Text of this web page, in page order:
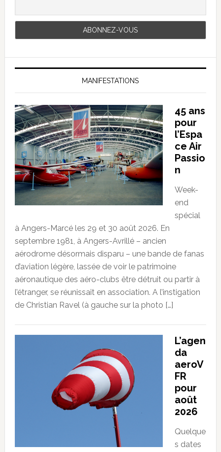
MANIFESTATIONS
45 ans
pour
l’Espa
ce Air
Passio
n
Week-
end
spécial
à Angers-Marcé les 29 et 30 août 2026. En
septembre 1981, à Angers-Avrillé – ancien
aérodrome désormais disparu – une bande de fanas
d’aviation légère, lassée de voir le patrimoine
aéronautique des aéro-clubs être détruit ou partir à
l’étranger, se réunissait en association. A l’instigation
de Christian Ravel (à gauche sur la photo […]
L’agen
da
aeroV
FR
pour
août
2026
Quelque
s dates